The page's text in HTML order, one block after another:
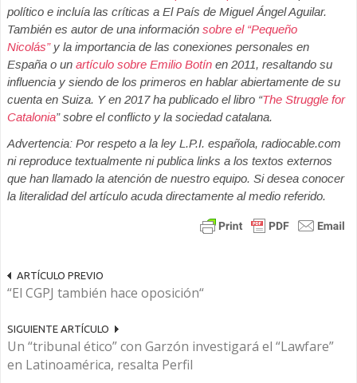
político e incluía las críticas a El País de Miguel Ángel Aguilar.
También es autor de una información sobre el “Pequeño
Nicolás”y la importancia de las conexiones personales en
España o un artículo sobre Emilio Botín en 2011, resaltando su
influencia y siendo de los primeros en hablar abiertamente de su
cuenta en Suiza. Y en 2017 ha publicado el libro “The Struggle for
Catalonia” sobre el conflicto y la sociedad catalana.
Advertencia: Por respeto a la ley L.P.I. española, radiocable.com
ni reproduce textualmente ni publica links a los textos externos
que han llamado la atención de nuestro equipo. Si desea conocer
la literalidad del artículo acuda directamente al medio referido.
ARTÍCULO PREVIO
“El CGPJ también hace oposición“
SIGUIENTE ARTÍCULO
Un “tribunal ético” con Garzón investigará el “Lawfare”
en Latinoamérica, resalta Perfil